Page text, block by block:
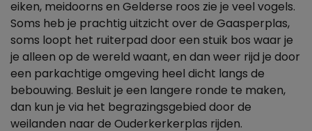
eiken, meidoorns en Gelderse roos zie je veel vogels.
Soms heb je prachtig uitzicht over de Gaasperplas,
soms loopt het ruiterpad door een stuik bos waar je
je alleen op de wereld waant, en dan weer rijd je door
een parkachtige omgeving heel dicht langs de
bebouwing. Besluit je een langere ronde te maken,
dan kun je via het begrazingsgebied door de
weilanden naar de Ouderkerkerplas rijden.